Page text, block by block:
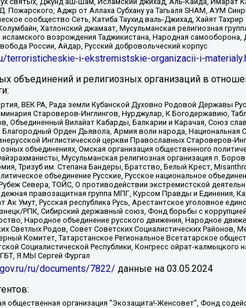
Пожарского, Аджр от Аллаха Субхану уа Тагьаля SHAM, АУМ
сообщество Сеть, Катиба Таухид валь-Джихад, Хайят
Хатлонский джамаат, Мусульманская религиозная
возрождения Таджикистана, Народная
России, Айдар, Русский добровольческий корпус
terroristicheskie-i-ekstremistskie-organizacii-i-
объединений и религиозных организаций в
ВЕК РА, Рада земли Кубанской Духовно Родовой Державы
Староверов-Инглингов, Нурджулар, К Богодержавию,
Объединенный Вилайат Кабарды, Балкарии и Карачая, Союз
Орден Дьявола, Армия воли народа, Национальная
Инглистической церкви Православных Староверов-
объединениях, Омская организация общественного
Мусульманская религиозная организация п.
Тризуб им. Степана Бандеры, Братство, Белый Крест,
объединение Русские, Русское национальное
Севера, ТОЙС, О противодействии экстремистской
правозащитная группа МПГ, Курсом Правды и Единения,
Ак Умут, Русская республика Русь, Арестантское уголовное
РПК, Сибирский державный союз, Фонд борьбы с
Народное объединение русского движения, Народное
Светлых Родов, Совет Советских Социалистических Районов,
Комитет, Татарстанское Региональное Всетатарское
Социалистической Республики, Конгресс ойрат-
Я.МЫ Сергей Фургал
ru/documents/7822/ данные на 03.05.2024
"Мемориал" (Рязанский Мемориал), Челябинский региональный орган общественной самодеятельности – женское общественное объединение "Женщины Евразии", Челябинский региональный орган общественной самодеятельности "Уральская правозащитная группа", Фонд содействия защите здоровья и социальной справедливости имени Андрея Рылькова, Автономная Некоммерческая Организация "Аналитический Центр Юрия Левады", Автономная некоммерческая организация социальной поддержки населения "Проект Апрель", Региональная общественная организация помощи женщинам и детям, находящимся в кризисной ситуации "Информационно-методический центр "Анна", Фонд содействия развитию массовых коммуникаций и правовому просвещению "Так-так-Так", Фонд содействия устойчивому развитию "Серебряная тайга", Свердловский региональный общественный фонд социальных проектов "Новое время", "Idel.Реалии", Кавказ.Реалии, Крым.Реалии, Телеканал Настоящее Время, Татаро-башкирская служба Радио Свобода (Azatliq Radiosi), Радио Свободная Европа/Радио Свобода (PCE/PC), "Сибирь.Реалии", "Фактограф", Благотворительный фонд помощи осужденным и их семьям, Автономная некоммерческая организация "Институт глобализации и социальных движений", Фонд "В защиту прав заключенных", Частное учреждение "Центр поддержки и содействия развитию средств массовой информации", Пензенский региональный общественный благотворительный фонд "Гражданский союз", "Север.Реалии", Некоммерческая организация Фонд "Правовая инициатива", Общество с ограниченной ответственностью "Радио Свободная Европа/Радио Свобода", Чешское информационное агентство "MEDIUM-ORIENT", Красноярская региональная общественная организация "Мы против СПИДа", Камалягин Денис Николаевич, Маркелов Сергей Евгеньевич, Пономарев Лев Александрович, Савицкая Людмила Алексеевна, Автономная некоммерческая организация "Центр по работе с проблемой насилия "НАСИЛИЮ.НЕТ", Межрегиональный профессиональный союз работников здравоохранения "Альянс врачей", Юридическое лицо, зарегистрированное в Латвийской Республике, SIA "Medusa Project" (регистрационный номер 40103797863, дата регистрации 10.06.2014), Некоммерческая организация "Фонд по борьбе с коррупцией", Автономная некоммерческая организация "Институт права и публичной политики", Баданин Роман Сергеевич, Гликин Максим Александрович, Железнова Мария Михайловна, Лукьянова Юлия Сергеевна, Маетная Елизавета Витальевна, Маняхин Петр Борисович, Чуракова Ольга Владимировна, Ярош Юлия Петровна, Юридическое лицо "The Insider SIA", зарегистрированное в Риге, Латвийская Республика (дата регистрации 26.06.2015), являющееся администратором доменного имени интернет-издания "The Insider SIA", https://theins.ru, Постернак Алексей Евгеньевич, Рубин Михаил Аркадьевич, Анин Роман Александрович, Юридическое лицо Istories fonds, зарегистрированное в Латвийской Республике (регистрационный номер 50008295751, дата регистрации 24.02.2020), Великовский Дмитрий Александрович, Долинина Ирина Николаевна, Мароховская Алеся Алексеевна, Шлейнов Роман Юрьевич, Шмагун Олеся Валентиновна, Общество с ограниченной ответственностью "Альтаир 2021", Общество с ограниченной ответственностью "Вега 2021", Общество с ограниченной ответственностью "Главный редактор 2021", Общество с ограниченной ответственностью "Ромашки